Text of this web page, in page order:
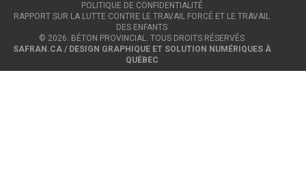
POLITIQUE DE CONFIDENTIALITÉ
RAPPORT SUR LA LUTTE CONTRE LE TRAVAIL FORCÉ ET LE TRAVAIL
DES ENFANTS
© 2026. BÉTON PROVINCIAL. TOUS DROITS RÉSERVÉS
SAFRAN.CA / DESIGN GRAPHIQUE ET SOLUTION NUMÉRIQUES À
QUÉBEC